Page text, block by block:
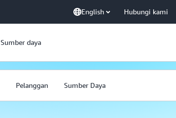
English Hubungi kami
Sumber daya
Pelanggan Sumber Daya